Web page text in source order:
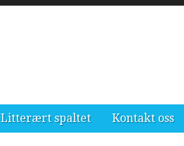
Litterært spaltet Kontakt oss